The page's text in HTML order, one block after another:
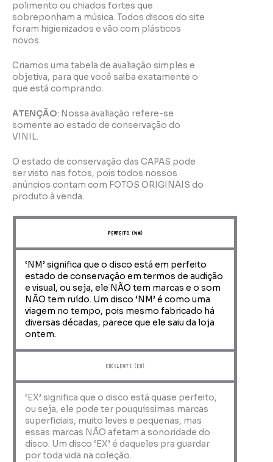
polimento ou chiados fortes que
sobreponham a música. Todos discos do site
foram higienizados e vão com plásticos
novos.
Criamos uma tabela de avaliação simples e
objetiva, para que você saiba exatamente o
que está comprando.
ATENÇÃO: Nossa avaliação refere-se
somente ao estado de conservação do
VINIL.
O estado de conservação das CAPAS pode
ser visto nas fotos, pois todos nossos
anúncios contam com FOTOS ORIGINAIS do
produto à venda.
perfeito (NM)
‘NM’ significa que o disco está em perfeito
estado de conservação em termos de audição
e visual, ou seja, ele NÃO tem marcas e o som
NÃO tem ruído. Um disco ‘NM’ é como uma
viagem no tempo, pois mesmo fabricado há
diversas décadas, parece que ele saiu da loja
ontem.
Excelente (EX)
‘EX’ significa que o disco está quase perfeito,
ou seja, ele pode ter pouquíssimas marcas
superficiais, muito leves e pequenas, mas
essas marcas NÃO afetam a sonoridade do
disco. Um disco ‘EX’ é daqueles pra guardar
por toda vida na coleção.